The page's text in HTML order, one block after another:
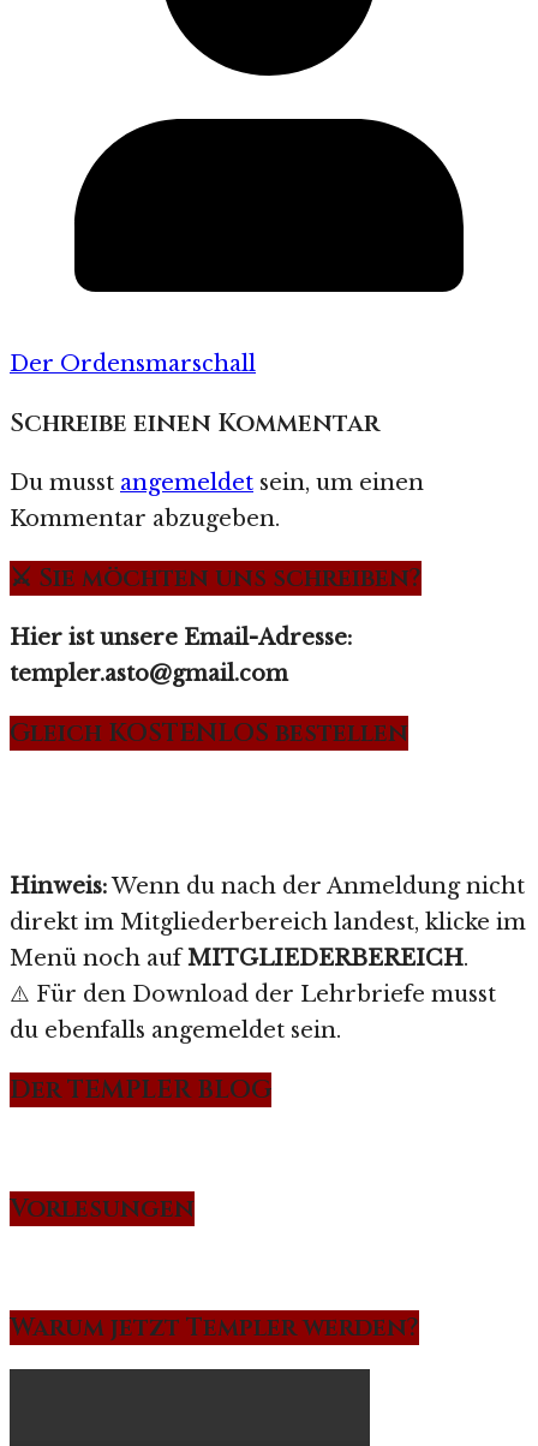
Der Ordensmarschall
Schreibe einen Kommentar
Du musst angemeldet sein, um einen
Kommentar abzugeben.
⚔️ Sie möchten uns schreiben?
Hier ist unsere Email-Adresse:
templer.asto@gmail.com
Gleich KOSTENLOS bestellen
Hinweis:Wenn du nach der Anmeldung nicht
direkt im Mitgliederbereich landest, klicke im
Menü noch aufMITGLIEDERBEREICH.
⚠️ Für den Download der Lehrbriefe musst
du ebenfalls angemeldet sein.
Der TEMPLER BLOG
Vorlesungen
Warum jetzt Templer werden?